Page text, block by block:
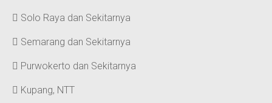
Solo Raya dan Sekitarnya
Semarang dan Sekitarnya
Purwokerto dan Sekitarnya
Kupang, NTT